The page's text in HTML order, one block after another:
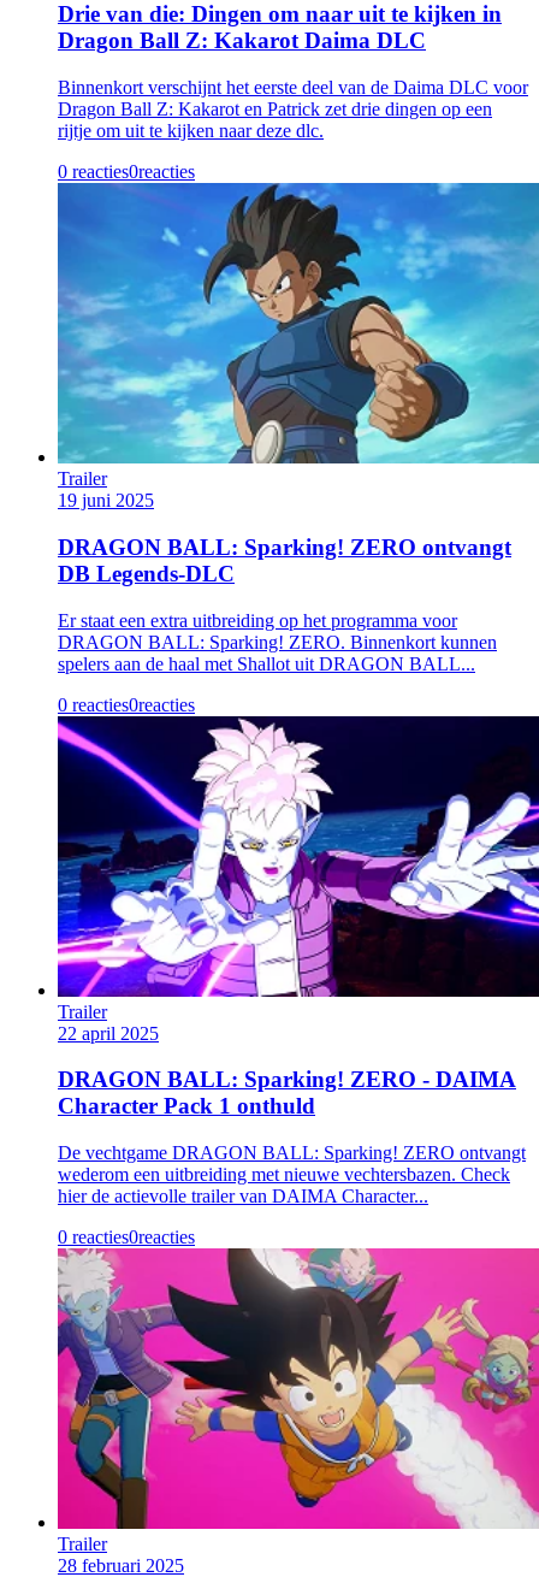
Drie van die: Dingen om naar uit te kijken in
Dragon Ball Z: Kakarot Daima DLC
Binnenkort verschijnt het eerste deel van de Daima DLC voor
Dragon Ball Z: Kakarot en Patrick zet drie dingen op een
rijtje om uit te kijken naar deze dlc.
0 reacties0reacties
Trailer
19 juni 2025
DRAGON BALL: Sparking! ZERO ontvangt
DB Legends-DLC
Er staat een extra uitbreiding op het programma voor
DRAGON BALL: Sparking! ZERO. Binnenkort kunnen
spelers aan de haal met Shallot uit DRAGON BALL...
0 reacties0reacties
Trailer
22 april 2025
DRAGON BALL: Sparking! ZERO - DAIMA
Character Pack 1 onthuld
De vechtgame DRAGON BALL: Sparking! ZERO ontvangt
wederom een uitbreiding met nieuwe vechtersbazen. Check
hier de actievolle trailer van DAIMA Character...
0 reacties0reacties
Trailer
28 februari 2025